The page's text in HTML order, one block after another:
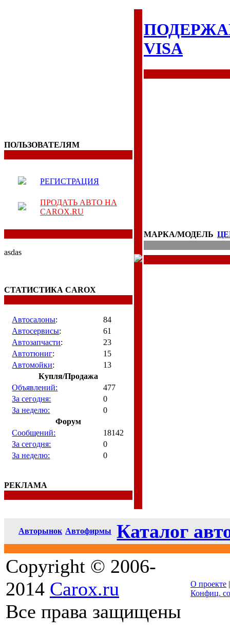
ПОЛЬЗОВАТЕЛЯМ
РЕГИСТРАЦИЯ
ПРОДАТЬ АВТО НА
CAROX.RU
asdas
СТАТИСТИКА CAROX
Автосалоны:
84
Автосервисы:
61
Автозапчасти:
23
Автотюниг:
15
Автомойки:
13
Купля/Продажа
Объявлений:
477
За сегодня:
0
За неделю:
0
Форум
Сообщений:
18142
За сегодня:
0
За неделю:
0
РЕКЛАМА
VISA
МАРКА/МОДЕЛЬ
Авторынок Автофирмы
Каталог
Copyright © 2006-
2014 Carox.ru
Все права защищены
О проекте
Конфиц.